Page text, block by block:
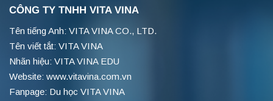
CÔNG TY TNHH VITA VINA
Tên tiếng Anh: VITA VINA CO., LTD.
Tên viết tắt: VITA VINA
Nhãn hiệu: VITA VINA EDU
Website: www.vitavina.com.vn
Fanpage: Du học VITA VINA